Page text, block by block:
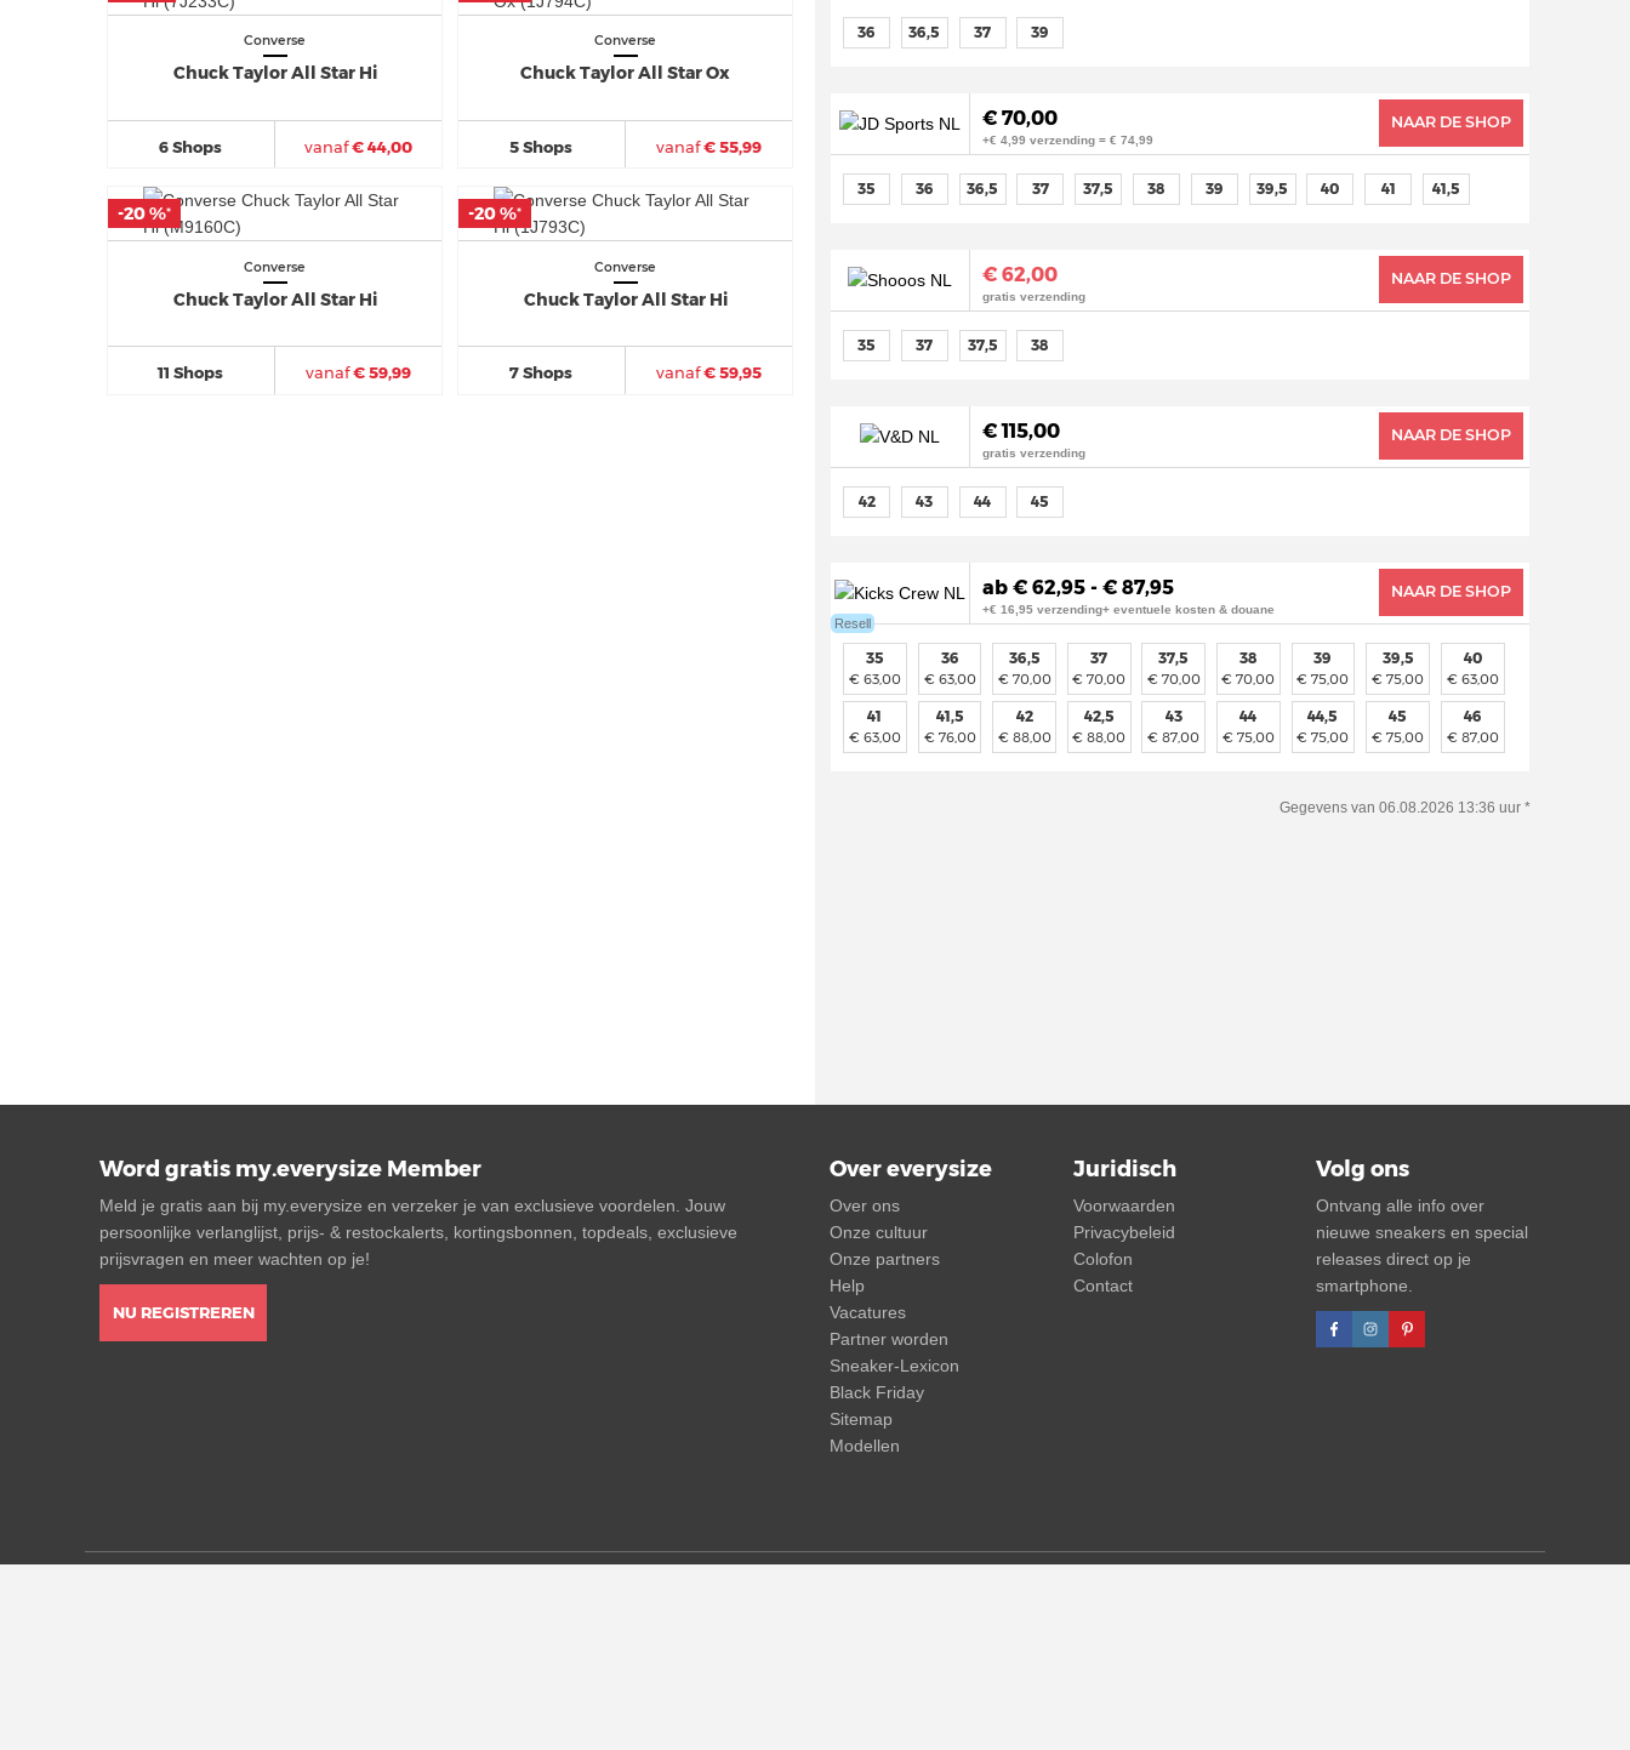
Converse
Chuck Taylor All Star Hi
6 Shops vanaf€ 44,00
Converse
Chuck Taylor All Star Ox
5 Shops vanaf€ 55,99
Converse
Chuck Taylor All Star Hi
11 Shops vanaf€ 59,99
-20 %*
-20 %*
Converse
Chuck Taylor All Star Hi
7 Shops vanaf€ 59,95
-20 %*
-20 %*
36 36,5 37 39
€ 70,00
+€ 4,99 verzending = € 74,99
NAAR DE SHOP
35 36 36,5 37 37,5 38 39 39,5 40 41 41,5
€ 62,00
gratis verzending
NAAR DE SHOP
35 37 37,5 38
€ 115,00
gratis verzending
NAAR DE SHOP
42 43 44 45
Resell
ab € 62,95 - € 87,95
+€ 16,95 verzending+ eventuele kosten & douane
NAAR DE SHOP
35
€ 63,00
36
€ 63,00
36,5
€ 70,00
37
€ 70,00
37,5
€ 70,00
38
€ 70,00
39
€ 75,00
39,5
€ 75,00
40
€ 63,00
41
€ 63,00
41,5
€ 76,00
42
€ 88,00
42,5
€ 88,00
43
€ 87,00
44
€ 75,00
44,5
€ 75,00
45
€ 75,00
46
€ 87,00
Gegevens van 06.08.2026 13:36 uur *
Word gratis my.everysize Member
Meld je gratis aan bij my.everysize en verzeker je van exclusieve voordelen. Jouw
persoonlijke verlanglijst, prijs- & restockalerts, kortingsbonnen, topdeals, exclusieve
prijsvragen en meer wachten op je!
NU REGISTREREN
Over everysize
Over ons
Onze cultuur
Onze partners
Help
Vacatures
Partner worden
Sneaker-Lexicon
Black Friday
Sitemap
Modellen
Juridisch
Voorwaarden
Privacybeleid
Colofon
Contact
Volg ons
Ontvang alle info over
nieuwe sneakers en special
releases direct op je
smartphone.